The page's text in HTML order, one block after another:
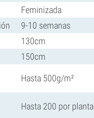
Feminizada
9-10 semanas
130cm
150cm
Hasta 500g/m²
Hasta 200 por planta